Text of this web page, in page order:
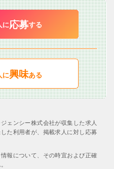
に応募する
に興味ある
ェンシー株式会社が収集した求人
た利用者が、掲載求人に対し応募
報について、その時宜および正確